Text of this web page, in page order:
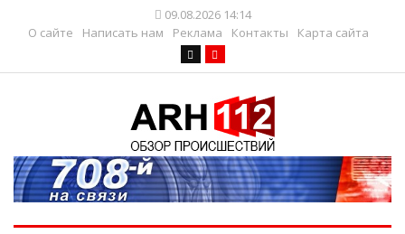
09.08.2026 14:14
О сайте
Написать нам Реклама Контакты Карта сайта